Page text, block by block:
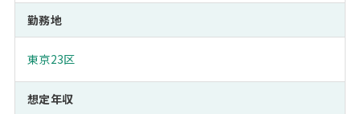
勤務地
東京23区
想定年収